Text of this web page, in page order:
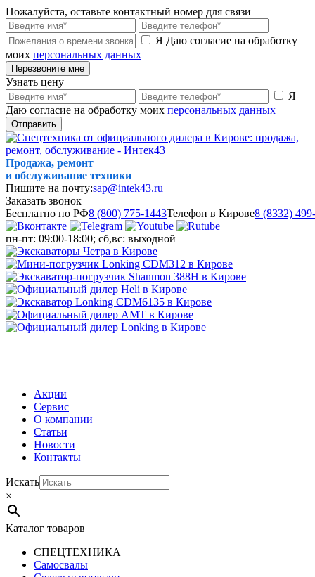
Пожалуйста, оставьте контактный номер для связи
Я Даю согласие на обработку
моих персональных данных
Перезвоните мне
Узнать цену
Я
Даю согласие на обработку моих персональных данных
Отправить
Продажа, ремонт
и обслуживание техники
Пишите на почту:sap@intek43.ru
Заказать звонок
Бесплатно по РФ8 (800) 775-1443Телефон в Кирове8 (8332)
пн-пт: 09:00-18:00; сб,вс: выходной
Акции
Сервис
О компании
Статьи
Новости
Контакты
Искать
×
Каталог товаров
СПЕЦТЕХНИКА
Самосвалы